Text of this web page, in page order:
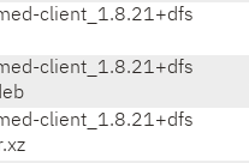
client_1.8.21+dfs
client_1.8.21+dfs
client_1.8.21+dfs